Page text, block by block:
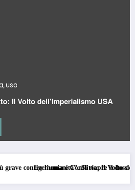
Il Volto dell’Imperialismo USA
l’umanità”. Si riapre il dossier riparazioni
e Conflitto: Il Volto